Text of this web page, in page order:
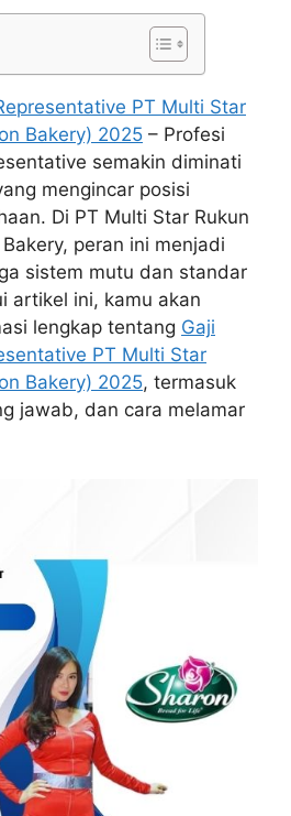
PT Multi Star
Bakery) 2025 – Profesi
semakin diminati
mengincar posisi
Di PT Multi Star Rukun
peran ini menjadi
sistem mutu dan standar
artikel ini, kamu akan
lengkap tentang Gaji
PT Multi Star
Bakery) 2025, termasuk
jawab, dan cara melamar